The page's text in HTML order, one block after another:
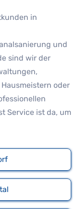
in
und
sind wir der
oder
Service ist da, um